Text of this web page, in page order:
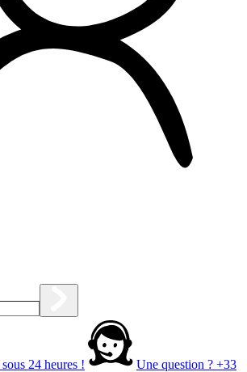
24 heures ! Une question ? +33